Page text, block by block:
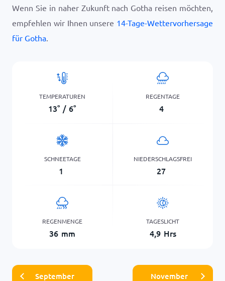
Wenn Sie in naher Zukunft nach Gotha reisen möchten,
empfehlen wir Ihnen unsere 14-Tage-Wettervorhersage
für Gotha.
TEMPERATUREN
13° / 6°
REGENTAGE
4
SCHNEETAGE
1
NIEDERSCHLAGSFREI
27
REGENMENGE
36 mm
TAGESLICHT
4,9 Hrs
September November